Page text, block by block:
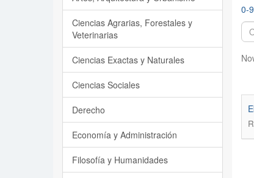
0-9
Ciencias Agrarias, Forestales y
Veterinarias
Ciencias Exactas y Naturales
Ciencias Sociales
Derecho
Economía y Administración
Filosofía y Humanidades